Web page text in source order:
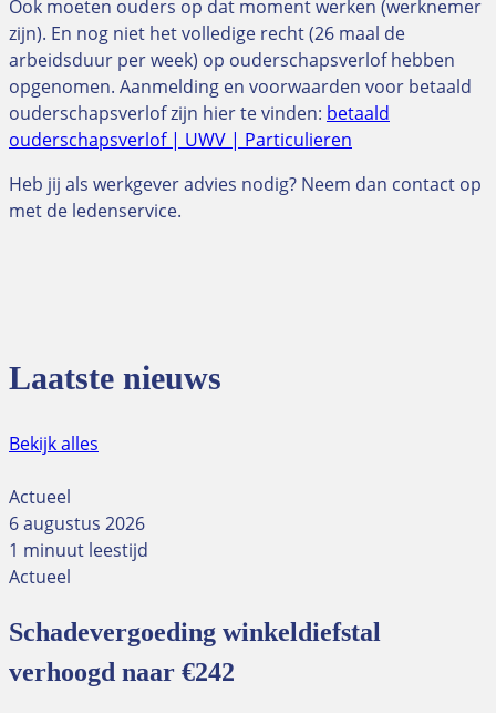
Ook moeten ouders op dat moment werken (werknemer
zijn). En nog niet het volledige recht (26 maal de
arbeidsduur per week) op ouderschapsverlof hebben
opgenomen. Aanmelding en voorwaarden voor betaald
ouderschapsverlof zijn hier te vinden: betaald
ouderschapsverlof | UWV | Particulieren
Heb jij als werkgever advies nodig? Neem dan contact op
met de ledenservice.
Laatste nieuws
Bekijk alles
Actueel
6 augustus 2026
1 minuut leestijd
Actueel
Schadevergoeding winkeldiefstal
verhoogd naar €242